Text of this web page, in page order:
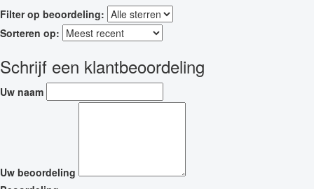
Filter op beoordeling:
Sorteren op:
Schrijf een klantbeoordeling
Uw naam
Uw beoordeling